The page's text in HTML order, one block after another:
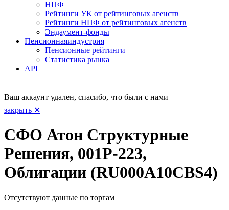
НПФ
Рейтинги УК от рейтинговых агенств
Рейтинги НПФ от рейтинговых агенств
Эндаумент-фонды
Пенсионнаяиндустрия
Пенсионные рейтинги
Статистика рынка
API
Ваш аккаунт удален, спасибо, что были с нами
закрыть ✕
СФО Атон Структурные
Решения, 001Р-223,
Облигации (RU000A10CBS4)
Отсутствуют данные по торгам